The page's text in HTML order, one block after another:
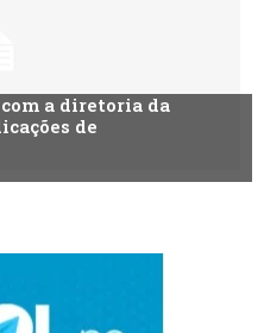
a diretoria da
de